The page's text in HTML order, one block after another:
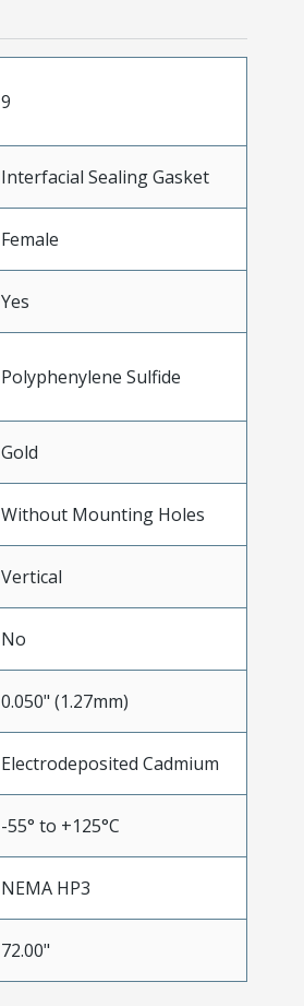
9
Interfacial Sealing Gasket
Female
Yes
Polyphenylene Sulfide
Gold
Without Mounting Holes
Vertical
No
0.050" (1.27mm)
Electrodeposited Cadmium
-55° to +125°C
NEMA HP3
72.00"